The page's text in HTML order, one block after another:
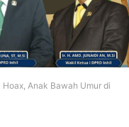
Anak Bawah Umur di